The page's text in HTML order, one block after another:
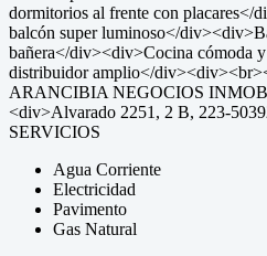
dormitorios al frente con
balcón super luminoso</
bañera</div><div>Cocina cómoda
distribuidor amplio</
ARANCIBIA NEGOCIOS
<div>Alvarado 2251, 2 B, 223-
SERVICIOS
Agua Corriente
Electricidad
Pavimento
Gas Natural